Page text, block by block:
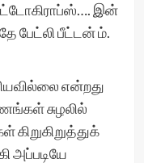
இன்
பேட்லி பீட்டன் ம்.
என்றது
சுழலில்
அப்படியே